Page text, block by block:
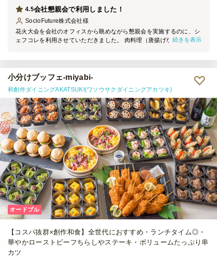
値がありました。自分たちでこれだけの種類を用意するのは大変なの
で、特別な日や来客時には十分利用する価値があると感じました。
会社懇親会で利用しました！
4.5
SocioFuture株式会社様
花火大会を会社のオフィスから眺めながら懇親会を実施するのに、シ
ェフコレを利用させていただきました。 肉料理（唐揚げなど）が中
@1,600円のメニュー） 50名近い懇親会で、他にもお寿司屋ピザも頼
んだので、今回シェフコレとしては30名のオーダーだったのですが、
ボリュームが多く、少し余ってしまいました。他のメニューの量とも
調整が必要ですが、もう少し少なめでも良かったと思うくらいでし
た。 （参加者に小学生以下のお子さんがいたことも影響したかもし
れません） 見た目が華やかで、参加者の皆さんにも喜んでいただけ
たので良かったです。 また是非利用させていただきたいと思いま
す。
続きを表示
小分けブッフェ-miyabi-
和創作ダイニングAKATSUKI(ワソウサクダイニングアカツキ)
オードブル
【コスパ抜群×創作和食】全世代におすすめ・ランチタイム◎・
華やかローストビーフちらしやステーキ・ボリュームたっぷり串
カツ